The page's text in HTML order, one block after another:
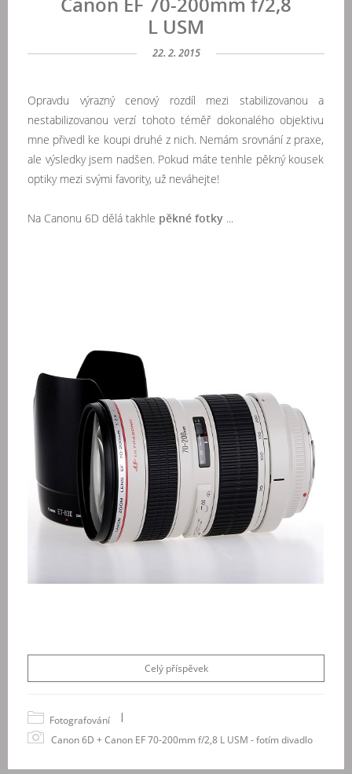
L USM
22. 2. 2015
Opravdu výrazný cenový rozdíl mezi stabilizovanou a
nestabilizovanou verzí tohoto téměř dokonalého objektivu
mne přivedl ke koupi druhé z nich. Nemám srovnání z praxe,
ale výsledky jsem nadšen. Pokud máte tenhle pěkný kousek
optiky mezi svými favority, už neváhejte!
Na Canonu 6D dělá takhle pěkné fotky ...
Celý příspěvek
Fotografování
|
Canon 6D + Canon EF 70-200mm f/2,8 L USM - fotím divadlo